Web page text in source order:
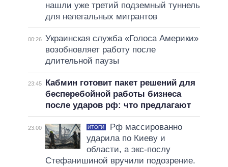
нашли уже третий подземный туннель
для нелегальных мигрантов
00:26 Украинская служба «Голоса Америки»
возобновляет работу после
длительной паузы
23:45
Кабмин готовит пакет решений для
бесперебойной работы бизнеса
после ударов рф: что предлагают
23:00 ИТОГИ
Рф массированно
ударила по Киеву и
области, а экс-послу
Стефанишиной вручили подозрение.